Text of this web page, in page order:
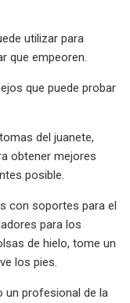
utilizar para
que empeoren.
que puede probar
del juanete,
obtener mejores
posible.
con soportes para el
para los
de hielo, tome un
los pies.
un profesional de la